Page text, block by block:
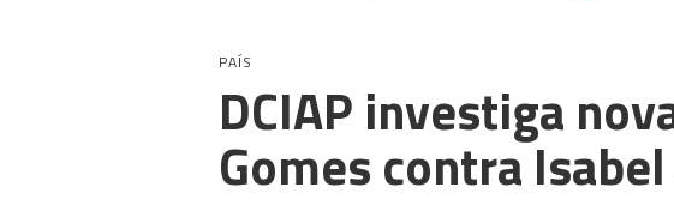
PAÍS
DCIAP investiga
Gomes contra